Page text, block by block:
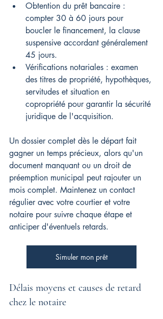
Obtention du prêt bancaire :
compter 30 à 60 jours pour
boucler le financement, la clause
suspensive accordant généralement
45 jours.
Vérifications notariales : examen
des titres de propriété, hypothèques,
servitudes et situation en
copropriété pour garantir la sécurité
juridique de l'acquisition.
Un dossier complet dès le départ fait
gagner un temps précieux, alors qu'un
document manquant ou un droit de
préemption municipal peut rajouter un
mois complet. Maintenez un contact
régulier avec votre courtier et votre
notaire pour suivre chaque étape et
anticiper d'éventuels retards.
Simuler mon prêt
Délais moyens et causes de retard
chez le notaire